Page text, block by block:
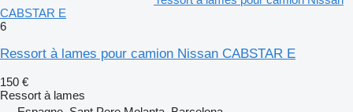
CABSTAR E
6
Ressort à lames pour camion Nissan CABSTAR E
150 €
Ressort à lames